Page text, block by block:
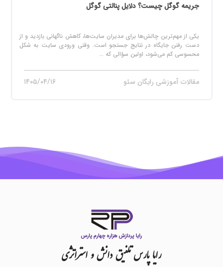
جریمه گوگل چیست؟ دلایل پنالتی گوگل
یکی از مهم‌ترین چالش‌ها برای مدیران سایت‌ها، کاهش ناگهانی بازدید و از
دست رفتن جایگاه در نتایج جستجو است. وقتی ورودی سایت به شکل
محسوسی کم می‌شود، اولین سؤالی که ...
مقالات آموزشی رایگان سئو ۱۴۰۵/۰۴/۱۶
رایاپارستلفیقدانشواستراتژی